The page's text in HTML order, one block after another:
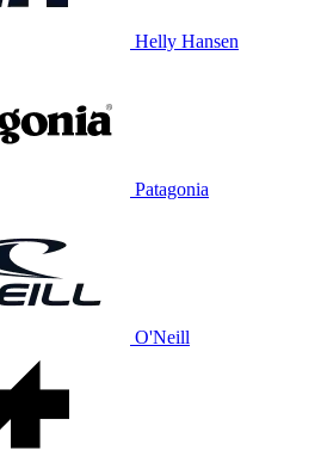
Helly Hansen
Patagonia
O'Neill